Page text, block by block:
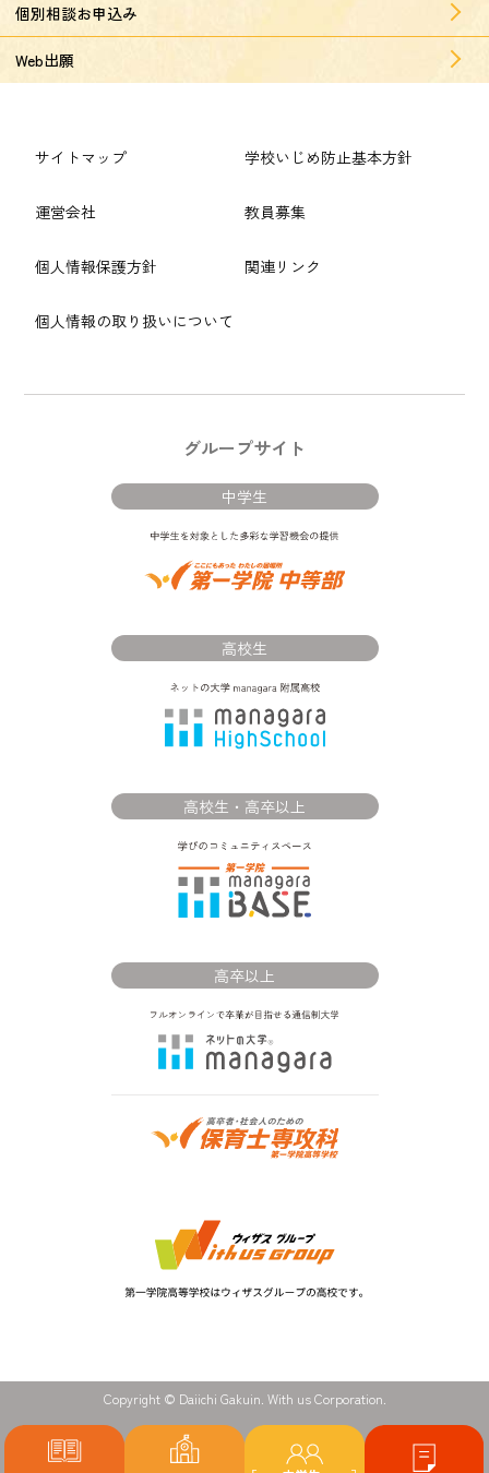
個別相談お申込み
Web出願
サイトマップ
運営会社
個人情報保護方針
個人情報の取り扱いについて
学校いじめ防止基本方針
教員募集
関連リンク
グループサイト
中学生
高校生
高校生・高卒以上
高卒以上
Copyright © Daiichi Gakuin. With us Corporation.